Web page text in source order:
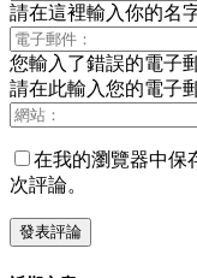
請在這裡輸入你的名
您輸入了錯誤的電子
請在此輸入您的電子
在我的瀏覽器中保
次評論。